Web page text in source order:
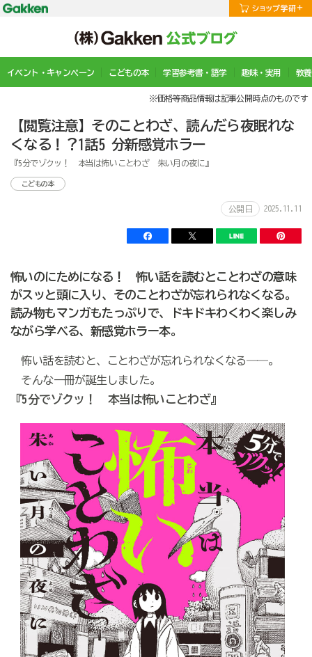
イベント・キャンペーン こどもの本 学習参考書・語学 趣味・実用 教
※価格等商品情報は記事公開時点のものです
【閲覧注意】そのことわざ、読んだら夜眠れな
くなる！？1話5 分新感覚ホラー
『5分でゾクッ！ 本当は怖いことわざ 朱い月の夜に』
こどもの本
公開日 2025.11.11
怖いのにためになる！ 怖い話を読むとことわざの意味
がスッと頭に入り、そのことわざが忘れられなくなる。
読み物もマンガもたっぷりで、ドキドキわくわく楽しみ
ながら学べる、新感覚ホラー本。
怖い話を読むと、ことわざが忘れられなくなる――。
そんな一冊が誕生しました。
『5分でゾクッ！ 本当は怖いことわざ』